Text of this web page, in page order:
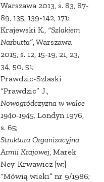
Warszawa 2013, s. 83, 87-
89, 135, 139-142, 171;
Krajewski K., “Szlakiem
Narbutta”, Warszawa
2015, s. 12, 15-19, 21, 23,
34, 50, 51;
Prawdzic-Szlaski
“Prawdzic” J.,
Nowogródczyzna w walce
1940-1945, Londyn 1976,
s. 65;
Struktura Organizacyjna
Armii Krajowej, Marek
Ney-Krwawicz [w:]
“Mówią wieki” nr 9/1986;